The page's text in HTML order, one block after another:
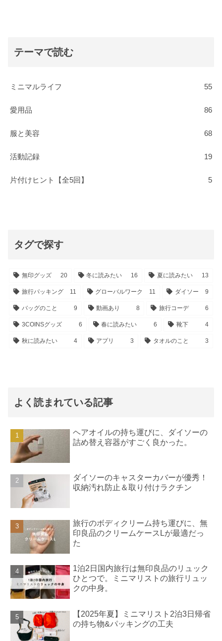
テーマで読む
ミニマルライフ 55
愛用品 86
服と美容 68
活動記録 19
片付けヒント【全5回】 5
タグで探す
無印グッズ 20 冬に読みたい 16 夏に読みたい 13
旅行パッキング 11 グローバルワーク 11 ダイソー 9
バッグのこと 9 動画あり 8 旅行コーデ 6
3COINSグッズ 6 春に読みたい 6 靴下 4
秋に読みたい 4 アプリ 3 タオルのこと 3
よく読まれている記事
ヘアオイルの持ち運びに、ダイソーの
詰め替え容器がすごく良かった。
ダイソーのキャスターカバーが優秀！
収納汚れ防止＆取り付けラクチン
旅行のボディクリーム持ち運びに、無
印良品のクリームケースLが最適だっ
た
1泊2日国内旅行は無印良品のリュック
ひとつで。ミニマリストの旅行リュッ
クの中身。
【2025年夏】ミニマリスト2泊3日帰省
の持ち物&パッキングの工夫